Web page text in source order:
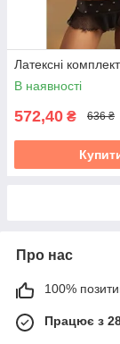
Латексні
В наявності
572,40 ₴ 636 ₴
Про нас
100%
Працює з